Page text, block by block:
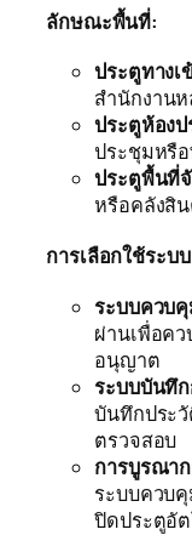
ลักษณะพื้นที่:
ประตูทางเ
สำนักงาน
ประตูห้อง
ประชุมหรื
ประตูพื้นที่
หรือคลังสิ
การเลือกใช้ระบ
ระบบควบ
ผ่านเพื่อค
อนุญาต
ระบบบันทึ
บันทึกประ
ตรวจสอบ
การบูรณา
ระบบควบ
ปิดประตูอั